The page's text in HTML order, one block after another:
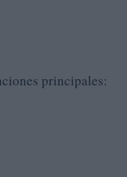
principales: